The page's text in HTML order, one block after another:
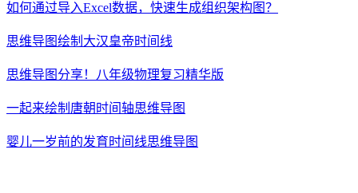
如何通过导入Excel数据，快速生成组织架构图？
思维导图绘制大汉皇帝时间线
思维导图分享！八年级物理复习精华版
一起来绘制唐朝时间轴思维导图
婴儿一岁前的发育时间线思维导图